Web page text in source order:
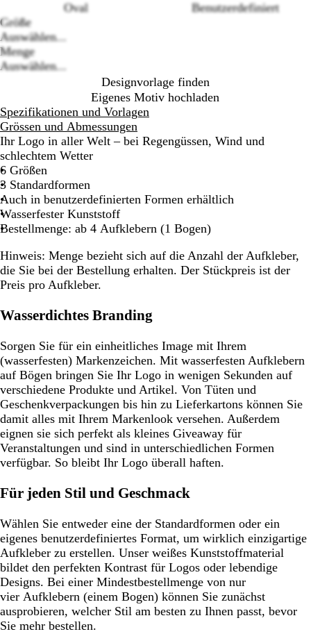
Oval
Benutzerdefiniert
Größe
Auswählen...
Menge
Auswählen...
Designvorlage finden
Eigenes Motiv hochladen
Spezifikationen und Vorlagen
Grössen und Abmessungen
Ihr Logo in aller Welt – bei Regengüssen, Wind und
schlechtem Wetter
6 Größen
3 Standardformen
Auch in benutzerdefinierten Formen erhältlich
Wasserfester Kunststoff
Bestellmenge: ab 4 Aufklebern (1 Bogen)
Hinweis: Menge bezieht sich auf die Anzahl der Aufkleber,
die Sie bei der Bestellung erhalten. Der Stückpreis ist der
Preis pro Aufkleber.
Wasserdichtes Branding
Sorgen Sie für ein einheitliches Image mit Ihrem
(wasserfesten) Markenzeichen. Mit wasserfesten Aufklebern
auf Bögen bringen Sie Ihr Logo in wenigen Sekunden auf
verschiedene Produkte und Artikel. Von Tüten und
Geschenkverpackungen bis hin zu Lieferkartons können Sie
damit alles mit Ihrem Markenlook versehen. Außerdem
eignen sie sich perfekt als kleines Giveaway für
Veranstaltungen und sind in unterschiedlichen Formen
verfügbar. So bleibt Ihr Logo überall haften.
Für jeden Stil und Geschmack
Wählen Sie entweder eine der Standardformen oder ein
eigenes benutzerdefiniertes Format, um wirklich einzigartige
Aufkleber zu erstellen. Unser weißes Kunststoffmaterial
bildet den perfekten Kontrast für Logos oder lebendige
Designs. Bei einer Mindestbestellmenge von nur
vier Aufklebern (einem Bogen) können Sie zunächst
ausprobieren, welcher Stil am besten zu Ihnen passt, bevor
Sie mehr bestellen.